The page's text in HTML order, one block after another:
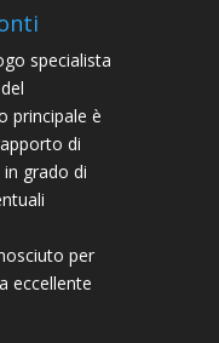
specialista
principale è
di
grado di
per
eccellente